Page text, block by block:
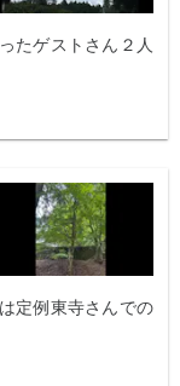
たゲストさん２人
定例東寺さんでの